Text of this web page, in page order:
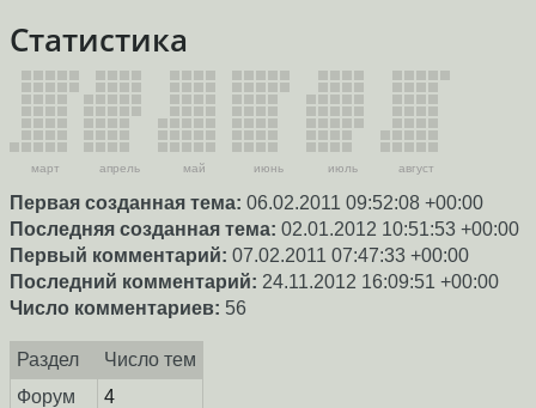
Статистика
март апрель май июнь июль август
Первая созданная тема: 06.02.2011 09:52:08 +00:00
Последняя созданная тема: 02.01.2012 10:51:53 +00:00
Первый комментарий: 07.02.2011 07:47:33 +00:00
Последний комментарий: 24.11.2012 16:09:51 +00:00
Число комментариев: 56
Раздел
Число тем
Форум
4